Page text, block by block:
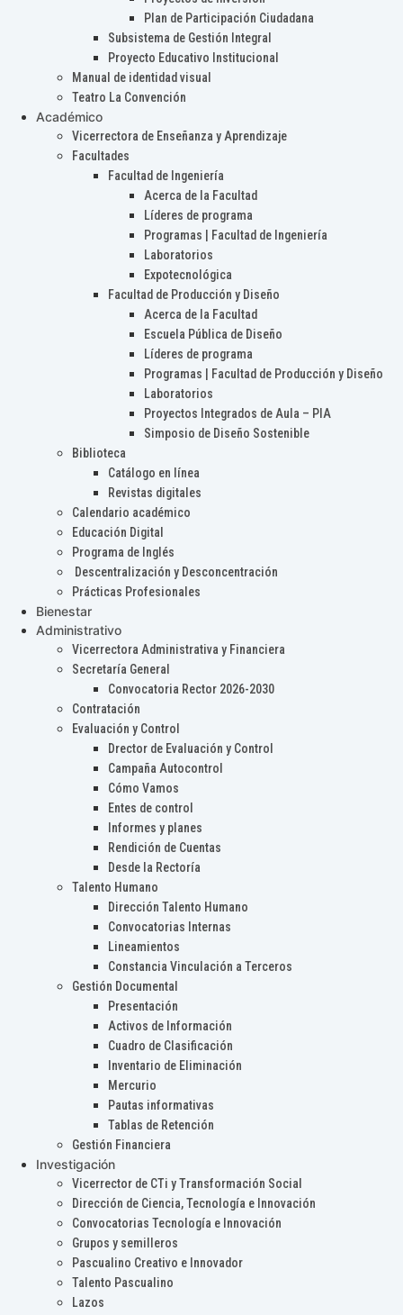
Plan de Participación Ciudadana
Subsistema de Gestión Integral
Proyecto Educativo Institucional
Manual de identidad visual
Teatro La Convención
Académico
Vicerrectora de Enseñanza y Aprendizaje
Facultades
Facultad de Ingeniería
Acerca de la Facultad
Líderes de programa
Programas | Facultad de Ingeniería
Laboratorios
Expotecnológica
Facultad de Producción y Diseño
Acerca de la Facultad
Escuela Pública de Diseño
Líderes de programa
Programas | Facultad de Producción y Diseño
Laboratorios
Proyectos Integrados de Aula – PIA
Simposio de Diseño Sostenible
Biblioteca
Catálogo en línea
Revistas digitales
Calendario académico
Educación Digital
Programa de Inglés
Descentralización y Desconcentración
Prácticas Profesionales
Bienestar
Administrativo
Vicerrectora Administrativa y Financiera
Secretaría General
Convocatoria Rector 2026-2030
Contratación
Evaluación y Control
Drector de Evaluación y Control
Campaña Autocontrol
Cómo Vamos
Entes de control
Informes y planes
Rendición de Cuentas
Desde la Rectoría
Talento Humano
Dirección Talento Humano
Convocatorias Internas
Lineamientos
Constancia Vinculación a Terceros
Gestión Documental
Presentación
Activos de Información
Cuadro de Clasificación
Inventario de Eliminación
Mercurio
Pautas informativas
Tablas de Retención
Gestión Financiera
Investigación
Vicerrector de CTi y Transformación Social
Dirección de Ciencia, Tecnología e Innovación
Convocatorias Tecnología e Innovación
Grupos y semilleros
Pascualino Creativo e Innovador
Talento Pascualino
Lazos